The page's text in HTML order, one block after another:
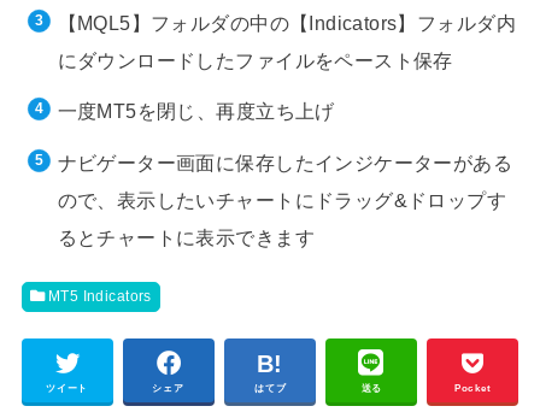
【MQL5】フォルダの中の【Indicators】フォルダ内
にダウンロードしたファイルをペースト保存
一度MT5を閉じ、再度立ち上げ
ナビゲーター画面に保存したインジケーターがある
ので、表示したいチャートにドラッグ&ドロップす
るとチャートに表示できます
MT5 Indicators
ツイート シェア はてブ 送る Pocket